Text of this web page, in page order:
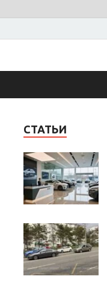
СТАТЬИ